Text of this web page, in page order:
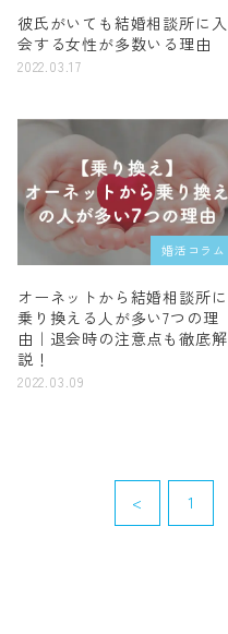
彼氏がいても結婚相談所に入
会する女性が多数いる理由
2022.03.17
婚活コラム
オーネットから結婚相談所に
乗り換える人が多い7つの理
由｜退会時の注意点も徹底解
説！
2022.03.09
< 1